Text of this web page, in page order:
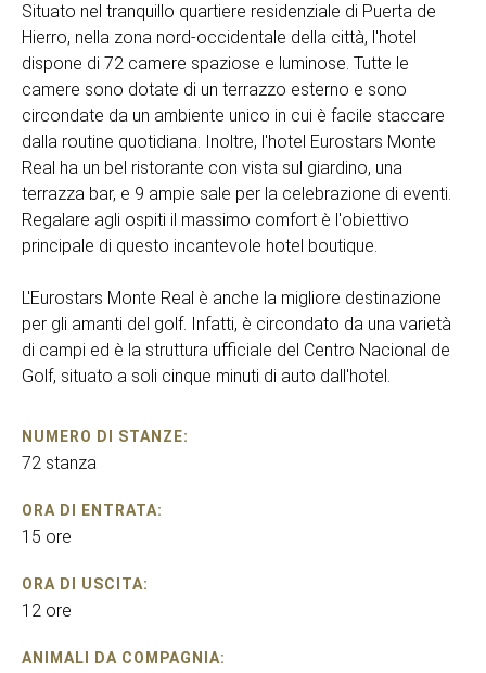
Situato nel tranquillo quartiere residenziale di Puerta de
Hierro, nella zona nord-occidentale della città, l'hotel
dispone di 72 camere spaziose e luminose. Tutte le
camere sono dotate di un terrazzo esterno e sono
circondate da un ambiente unico in cui è facile staccare
dalla routine quotidiana. Inoltre, l'hotel Eurostars Monte
Real ha un bel ristorante con vista sul giardino, una
terrazza bar, e 9 ampie sale per la celebrazione di eventi.
Regalare agli ospiti il massimo comfort è l'obiettivo
principale di questo incantevole hotel boutique.
L'Eurostars Monte Real è anche la migliore destinazione
per gli amanti del golf. Infatti, è circondato da una varietà
di campi ed è la struttura ufficiale del Centro Nacional de
Golf, situato a soli cinque minuti di auto dall'hotel.
NUMERO DI STANZE:
72 stanza
ORA DI ENTRATA:
15 ore
ORA DI USCITA:
12 ore
ANIMALI DA COMPAGNIA: